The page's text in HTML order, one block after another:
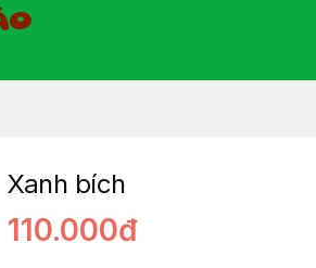
Xanh bích
110.000đ